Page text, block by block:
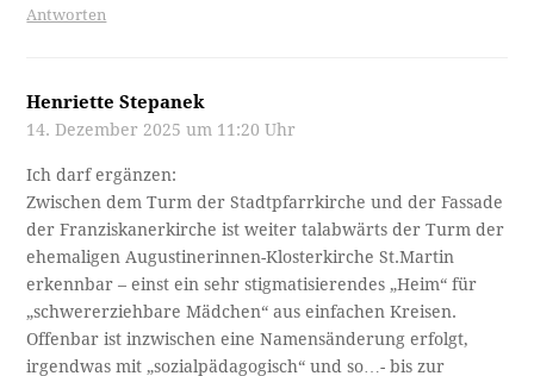
Antworten
Henriette Stepanek
14. Dezember 2025 um 11:20 Uhr
Ich darf ergänzen:
Zwischen dem Turm der Stadtpfarrkirche und der Fassade
der Franziskanerkirche ist weiter talabwärts der Turm der
ehemaligen Augustinerinnen-Klosterkirche St.Martin
erkennbar – einst ein sehr stigmatisierendes „Heim“ für
„schwererziehbare Mädchen“ aus einfachen Kreisen.
Offenbar ist inzwischen eine Namensänderung erfolgt,
irgendwas mit „sozialpädagogisch“ und so…- bis zur